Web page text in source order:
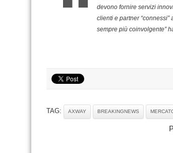
devono fornire servizi
clienti e partner
sempre più coinvolgente”
TAG: AXWAY BREAKINGNEWS